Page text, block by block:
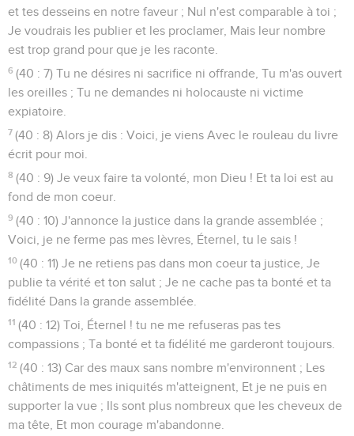
et tes desseins en notre faveur ; Nul n'est comparable à toi ;
Je voudrais les publier et les proclamer, Mais leur nombre
est trop grand pour que je les raconte.
6 (40 : 7) Tu ne désires ni sacrifice ni offrande, Tu m'as ouvert
les oreilles ; Tu ne demandes ni holocauste ni victime
expiatoire.
7 (40 : 8) Alors je dis : Voici, je viens Avec le rouleau du livre
écrit pour moi.
8 (40 : 9) Je veux faire ta volonté, mon Dieu ! Et ta loi est au
fond de mon coeur.
9 (40 : 10) J'annonce la justice dans la grande assemblée ;
Voici, je ne ferme pas mes lèvres, Éternel, tu le sais !
10 (40 : 11) Je ne retiens pas dans mon coeur ta justice, Je
publie ta vérité et ton salut ; Je ne cache pas ta bonté et ta
fidélité Dans la grande assemblée.
11 (40 : 12) Toi, Éternel ! tu ne me refuseras pas tes
compassions ; Ta bonté et ta fidélité me garderont toujours.
12 (40 : 13) Car des maux sans nombre m'environnent ; Les
châtiments de mes iniquités m'atteignent, Et je ne puis en
supporter la vue ; Ils sont plus nombreux que les cheveux de
ma tête, Et mon courage m'abandonne.